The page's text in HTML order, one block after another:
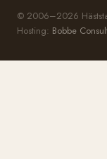
© 2006–2026
Hosting: Bobbe